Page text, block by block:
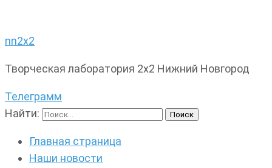
nn2x2
Творческая лаборатория 2х2 Нижний Новгород
Телеграмм
Найти:
Главная страница
Наши новости